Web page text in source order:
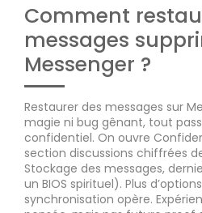
Comment
messages
Messenger ?
Restaurer des messages sur
magie ni bug gênant, tout
confidentiel. On ouvre
section discussions chiffrées
Stockage des messages,
un BIOS spirituel). Plus
synchronisation opère.